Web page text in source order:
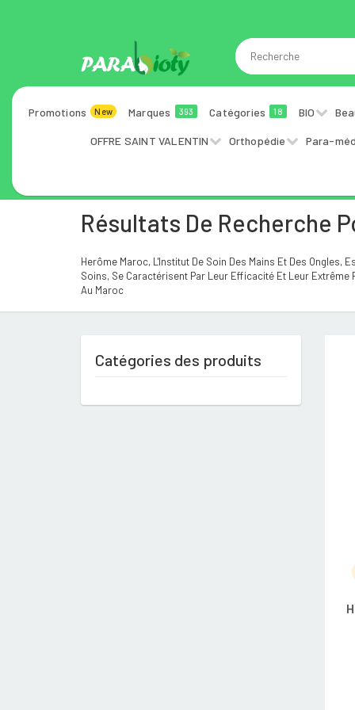
Promotions New Marques 393 Catégories 18 BIO
OFFRE SAINT VALENTIN Orthopédie Para-
Résultats De Recherche
Herôme Maroc, L'Institut De Soin Des Mains Et Des Ongles,
Soins, Se Caractérisent Par Leur Efficacité Et Leur
Au Maroc
Catégories des produits